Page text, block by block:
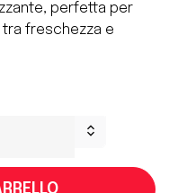
perfetta per
freschezza e